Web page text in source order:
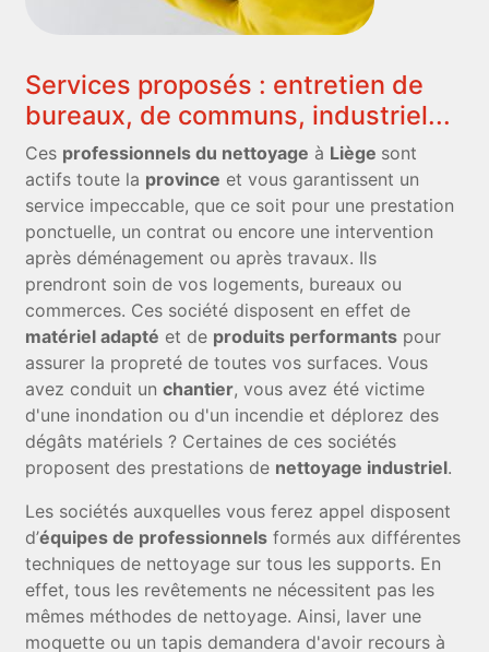
Services proposés : entretien de
bureaux, de communs, industriel...
Ces professionnels du nettoyage à Liège sont
actifs toute la province et vous garantissent un
service impeccable, que ce soit pour une prestation
ponctuelle, un contrat ou encore une intervention
après déménagement ou après travaux. Ils
prendront soin de vos logements, bureaux ou
commerces. Ces société disposent en effet de
matériel adapté et de produits performants pour
assurer la propreté de toutes vos surfaces. Vous
avez conduit unchantier, vous avez été victime
d'une inondation ou d'un incendie et déplorez des
dégâts matériels ? Certaines de ces sociétés
proposent des prestations de nettoyage industriel.
Les sociétés auxquelles vous ferez appel disposent
d’équipes de professionnels formés aux différentes
techniques de nettoyage sur tous les supports. En
effet, tous les revêtements ne nécessitent pas les
mêmes méthodes de nettoyage. Ainsi, laver une
moquette ou un tapis demandera d'avoir recours à